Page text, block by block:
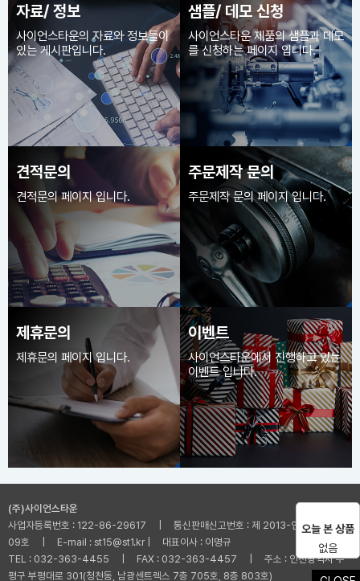
자료/ 정보
사이언스타운의 자료와 정보들이
있는 게시판입니다.
샘플/ 데모 신청
사이언스타운 제품의 샘플과 데모
를 신청하는 페이지 입니다.
견적문의
견적문의 페이지 입니다.
주문제작 문의
주문제작 문의 페이지 입니다.
제휴문의
제휴문의 페이지 입니다.
이벤트
사이언스타운에서 진행하고 있는
이벤트 입니다.
(주)사이언스타운
사업자등록번호 : 122-86-29617 | 통신판매신고번호 : 제 2013-인천부평-001
09호 | E-mail : st15@st1.kr | 대표이사 : 이명규
TEL : 032-363-4455 | FAX : 032-363-4457 | 주소 : 인천광역시 부
평구 부평대로 301(청천동, 남광센트렉스 7층 705호, 8층 803호)
오늘 본 상품
없음